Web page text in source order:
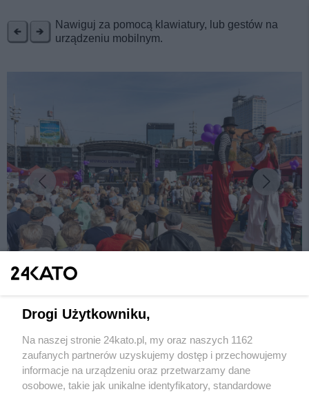
Nawiguj za pomocą klawiatury, lub gestów na
urządzeniu mobilnym.
Seniora. Odbędzie się na Rynku 29 września 2025
Wydawca mediów lokalnych
Drogi Użytkowniku,
Na naszej stronie 24kato.pl, my oraz naszych 1162
zaufanych partnerów uzyskujemy dostęp i przechowujemy
informacje na urządzeniu oraz przetwarzamy dane
osobowe, takie jak unikalne identyfikatory, standardowe